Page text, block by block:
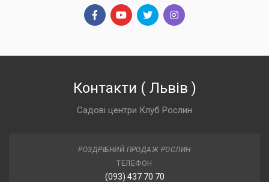
Контакти ( Львів )
Садові центри Клуб Рослин
РОЗДРІБНИЙ ПРОДАЖ РОСЛИН
ТЕЛЕФОН
(093) 437 70 70